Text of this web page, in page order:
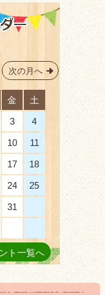
次の月へ
金 土
3 4
10 11
17 18
24 25
31
ト一覧へ